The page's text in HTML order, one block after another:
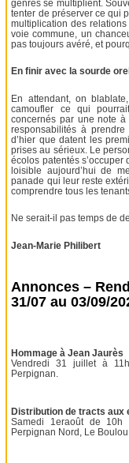
genres se multiplient.
tenter de préserver ce qui
multiplication des
voie commune, un
pas toujours avéré, et
En finir avec la sourde
En attendant, on
camoufler ce qui
concernés par une note
responsabilités à
d’hier que datent les
prises au sérieux. Le
écolos patentés s’occuper
loisible aujourd’hui de
panade qui leur reste
comprendre tous les
Ne serait-il pas temps de
Jean-Marie Philibert
Annonces –
31/07 au 03/09/
Hommage à Jean Jaurès
Vendredi 31 juillet à
Perpignan.
Distribution de tracts aux
Samedi 1eraoût de 10h
Perpignan Nord, Le